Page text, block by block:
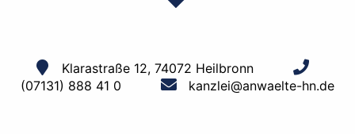
Klarastraße 12, 74072 Heilbronn
(07131) 888 41 0
kanzlei@anwaelte-hn.de